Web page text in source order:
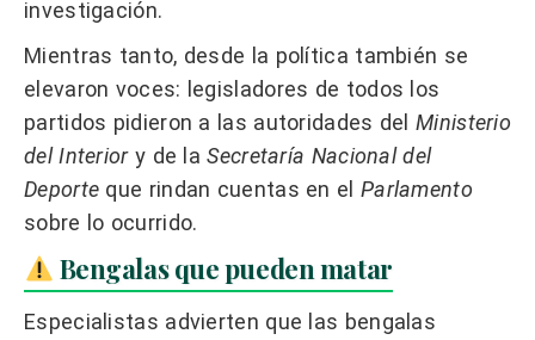
investigación.
Mientras tanto, desde la política también se
elevaron voces: legisladores de todos los
partidos pidieron a las autoridades del Ministerio
del Interiory de laSecretaría Nacional del
Deporte que rindan cuentas en el Parlamento
sobre lo ocurrido.
Bengalas que pueden matar
Especialistas advierten que las bengalas